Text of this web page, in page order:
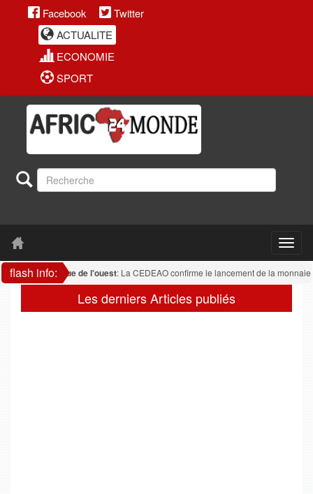
Facebook
Twitter
ACTUALITE
ECONOMIE
SPORT
flash info:Afrique de l'ouest: La CEDEAO confirme le lancement de la monnaie
Les derniers Articles publiés